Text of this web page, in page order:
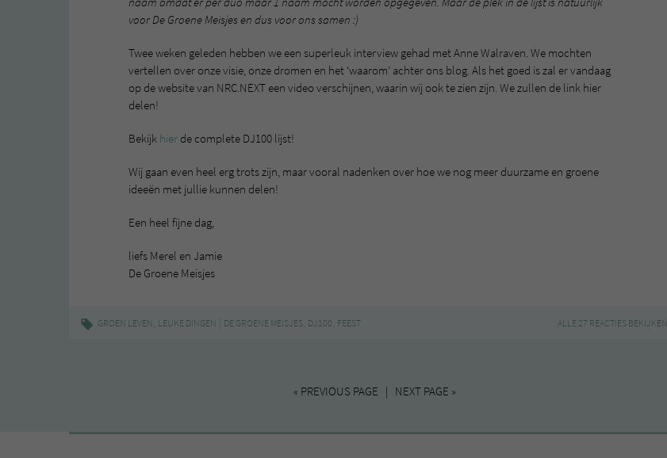
voor De Groene Meisjes en dus voor ons samen :)
Twee weken geleden hebben we een superleuk interview gehad met Anne Walraven. We mochten
vertellen over onze visie, onze dromen en het ‘waarom’ achter ons blog. Als het goed is zal er vandaag
op de website van NRC.NEXT een video verschijnen, waarin wij ook te zien zijn. We zullen de link hier
delen!
Bekijk hier de complete DJ100 lijst!
Wij gaan even heel erg trots zijn, maar vooral nadenken over hoe we nog meer duurzame en groene
ideeën met jullie kunnen delen!
Een heel fijne dag,
liefs Merel en Jamie
De Groene Meisjes
GROEN LEVEN, LEUKE DINGEN DE GROENE MEISJES, DJ100, FEEST ALLE 27 REACTIES BEKIJKEN
« PREVIOUS PAGE | NEXT PAGE »